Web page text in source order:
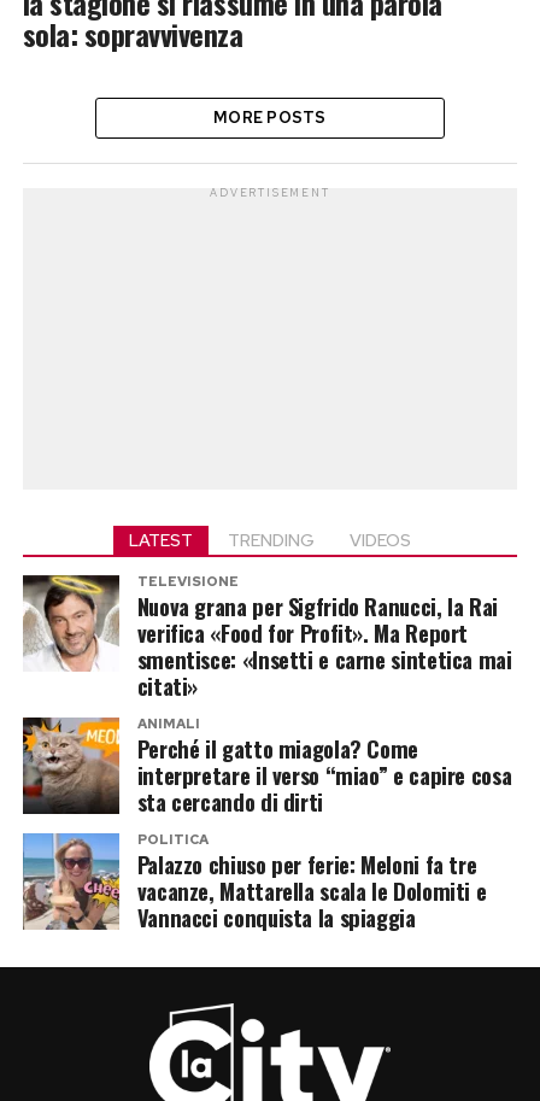
sola: sopravvivenza
MORE POSTS
ADVERTISEMENT
LATEST TRENDING VIDEOS
TELEVISIONE
Nuova grana per Sigfrido Ranucci, la Rai
verifica «Food for Profit». Ma Report
smentisce: «Insetti e carne sintetica mai
citati»
ANIMALI
Perché il gatto miagola? Come
interpretare il verso “miao” e capire cosa
sta cercando di dirti
POLITICA
Palazzo chiuso per ferie: Meloni fa tre
vacanze, Mattarella scala le Dolomiti e
Vannacci conquista la spiaggia